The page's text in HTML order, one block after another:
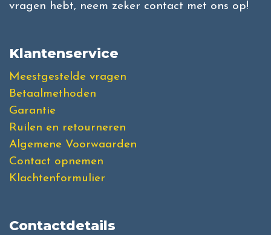
vragen hebt, neem zeker contact met ons op!
Klantenservice
Meestgestelde vragen
Betaalmethoden
Garantie
Ruilen en retourneren
Algemene Voorwaarden
Contact opnemen
Klachtenformulier
Contactdetails